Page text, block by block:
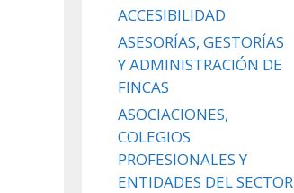
ACCESIBILIDAD
ASESORÍAS, GESTORÍAS
Y ADMINISTRACIÓN DE
FINCAS
ASOCIACIONES,
COLEGIOS
PROFESIONALES Y
ENTIDADES DEL SECTOR